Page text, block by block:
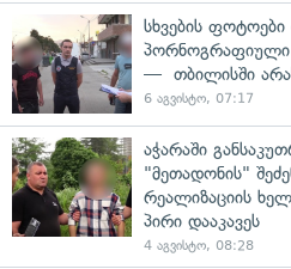
სხვების
პორნოგრაფიული
— თბილისში
6 აგვისტო, 07:17
აჭარაში
"მეთადონის"
რეალიზაციის
პირი დააკავეს
4 აგვისტო, 08:28